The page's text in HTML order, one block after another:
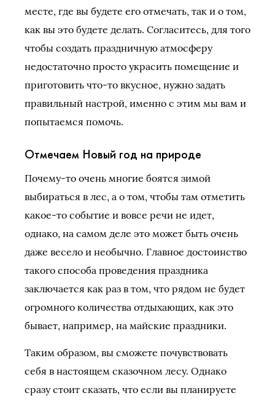
месте, где вы будете его отмечать, так и о том,
как вы это будете делать. Согласитесь, для того
чтобы создать праздничную атмосферу
недостаточно просто украсить помещение и
приготовить что-то вкусное, нужно задать
правильный настрой, именно с этим мы вам и
попытаемся помочь.
Отмечаем Новый год на природе
Почему-то очень многие боятся зимой
выбираться в лес, а о том, чтобы там отметить
какое-то событие и вовсе речи не идет,
однако, на самом деле это может быть очень
даже весело и необычно. Главное достоинство
такого способа проведения праздника
заключается как раз в том, что рядом не будет
огромного количества отдыхающих, как это
бывает, например, на майские праздники.
Таким образом, вы сможете почувствовать
себя в настоящем сказочном лесу. Однако
сразу стоит сказать, что если вы планируете